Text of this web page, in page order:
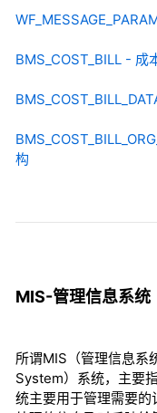
BMS_COST_BILL - 成
构
MIS-管理信息系统
所谓MIS（管理信息
System）系统，主要
统主要用于管理需要